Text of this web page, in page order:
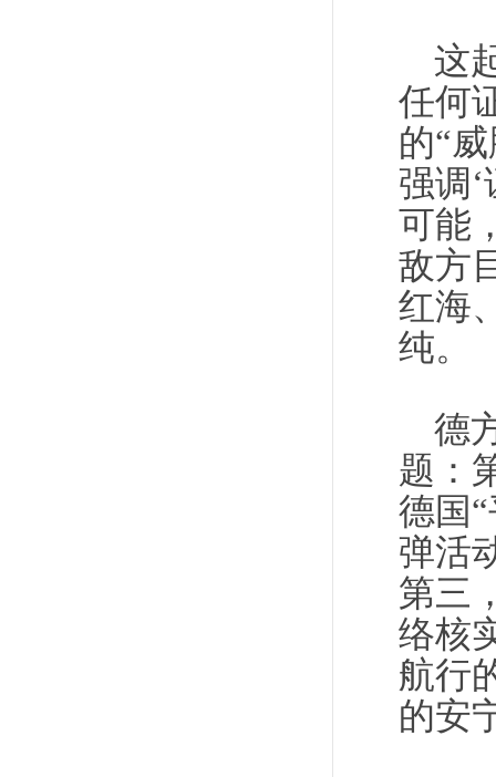
这
任何
的“
强调
可能
敌方
红海
纯。
德
题：
德国
弹活
第三
络核
航行
的安